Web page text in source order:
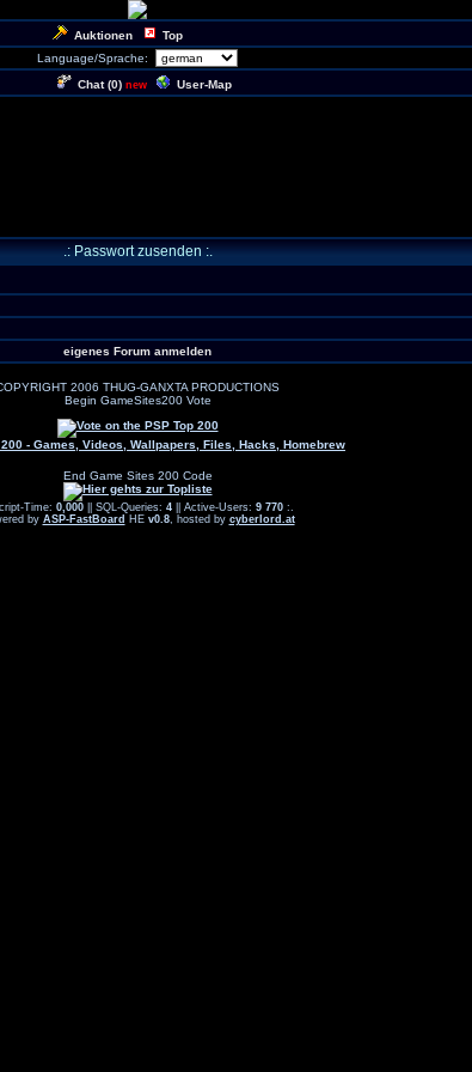
Auktionen Top
Language/Sprache:
Chat (0) new User-Map
.: Passwort zusenden :.
eigenes Forum anmelden
2006 THUG-GANXTA PRODUCTIONS
Begin GameSites200 Vote
End Game Sites 200 Code
Time: 0,000 || SQL-Queries: 4 || Active-Users: 9 770 :.
by ASP-FastBoard HE v0.8, hosted by cyberlord.at